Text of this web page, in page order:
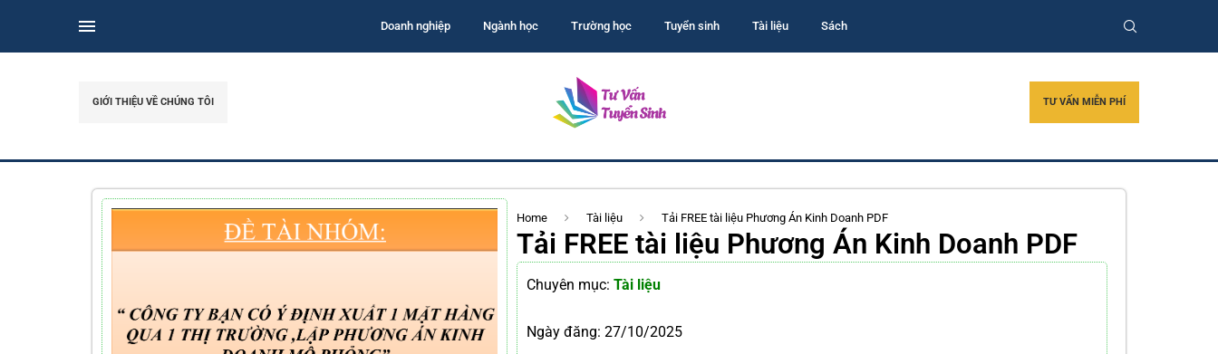
Doanh nghiệp Ngành học Trường học Tuyển sinh Tài liệu Sách
GIỚI THIỆU VỀ CHÚNG TÔI TƯ VẤN MIỄN PHÍ
Home Tài liệu Tải FREE tài liệu Phương Án Kinh Doanh PDF
Tải FREE tài liệu Phương Án Kinh Doanh PDF
Chuyên mục: Tài liệu
Ngày đăng: 27/10/2025